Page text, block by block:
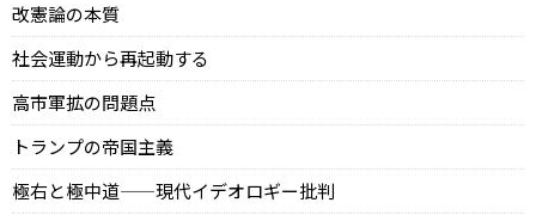
改憲論の本質
社会運動から再起動する
高市軍拡の問題点
トランプの帝国主義
極右と極中道——現代イデオロギー批判